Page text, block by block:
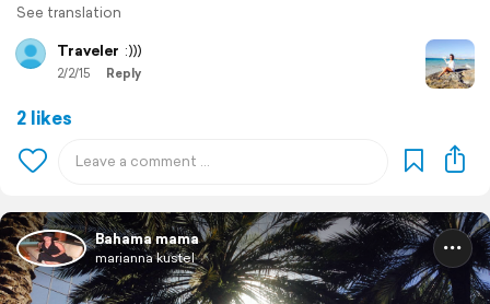
See translation
Traveler :)))
2/2/15 Reply
2 likes
Bahama mama
marianna kustel